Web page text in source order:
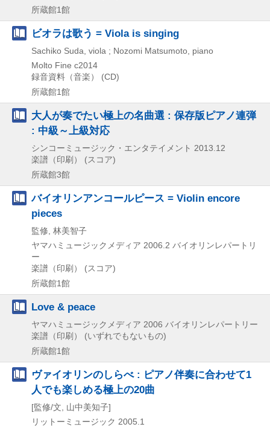
所蔵館1館
ビオラは歌う = Viola is singing
Sachiko Suda, viola ; Nozomi Matsumoto, piano
Molto Fine c2014
録音資料（音楽） (CD)
所蔵館1館
大人が奏でたい極上の名曲選 : 保存版ピアノ連弾
: 中級～上級対応
シンコーミュージック・エンタテイメント 2013.12
楽譜（印刷） (スコア)
所蔵館3館
バイオリンアンコールピース = Violin encore
pieces
監修, 林美智子
ヤマハミュージックメディア 2006.2 バイオリンレパートリ
ー
楽譜（印刷） (スコア)
所蔵館1館
Love & peace
ヤマハミュージックメディア 2006 バイオリンレパートリー
楽譜（印刷） (いずれでもないもの)
所蔵館1館
ヴァイオリンのしらべ : ピアノ伴奏に合わせて1
人でも楽しめる極上の20曲
[監修/文, 山中美知子]
リットーミュージック 2005.1